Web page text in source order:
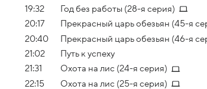
пониманию
и
19:32
Год без работы (28-я серия)
20:17
Прекрасный царь обезьян (45-я
20:40
Прекрасный царь обезьян (46-я
21:02
Путь к успеху
21:31
Охота на лис (24-я серия)
22:15
Охота на лис (25-я серия)